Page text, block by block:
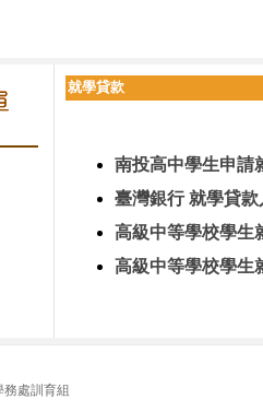
就學貸款
南投高中學生申請
臺灣銀行 就學貸
高級中等學校學生
高級中等學校學生
務處訓育組